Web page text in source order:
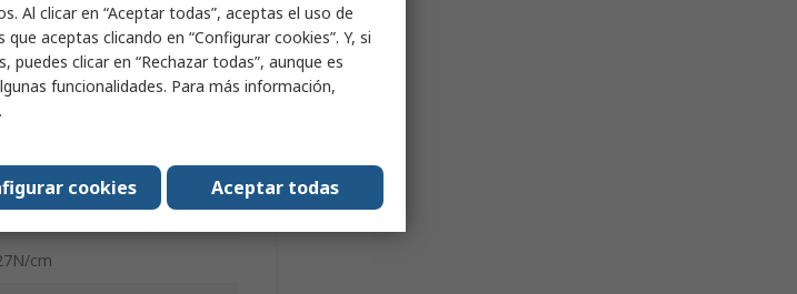
cm
cm
Al clicar en “Aceptar todas”, aceptas el uso de
aceptas clicando en “Configurar cookies”. Y, si
clicar en “Rechazar todas”, aunque es
funcionalidades. Para más información,
.
Aceptar todas
cookies